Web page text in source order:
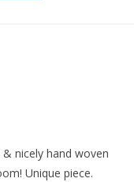
& nicely hand woven
Unique piece.